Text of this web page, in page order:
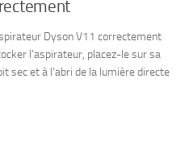
Dyson V11 correctement
l’aspirateur, placez-le sur sa
sec et à l’abri de la lumière directe